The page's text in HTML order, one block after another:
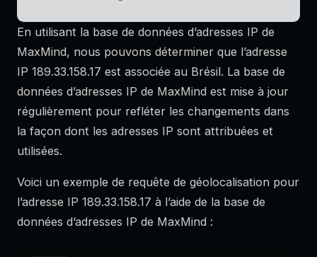
En utilisant la base de données d’adresses IP de
MaxMind, nous pouvons déterminer que l’adresse
IP 189.33.158.17 est associée au Brésil. La base de
données d’adresses IP de MaxMind est mise à jour
régulièrement pour refléter les changements dans
la façon dont les adresses IP sont attribuées et
utilisées.
Voici un exemple de requête de géolocalisation pour
l’adresse IP 189.33.158.17 à l’aide de la base de
données d’adresses IP de MaxMind :